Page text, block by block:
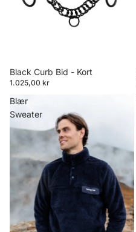
Black Curb Bid - Kort
1.025,00 kr
Blær
Sweater